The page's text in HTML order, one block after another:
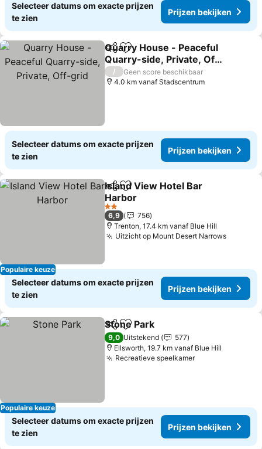
Selecteer datums om exacte prijzen
te zien
Prijzen bekijken
DelenToevoegen aan favorieten
Quarry House - Peaceful
Quarry-side, Private, Off-
grid
Prijzen bekijken
/
Geen score beschikbaar
4.0 km vanaf Stadscentrum
Selecteer datums om exacte prijzen
te zien
Prijzen bekijken
Populaire keuze
DelenToevoegen aan favorieten
Island View Hotel Bar
Harbor
Prijzen bekijken
2 Sterren
6,9
756
Trenton, 17.4 km vanaf Blue Hill
Uitzicht op Mount Desert NarrowsPrijzen
Selecteer datums om exacte prijzen
te zien
Prijzen bekijken
Populaire keuze
DelenToevoegen aan favorieten
Stone Park
9,0 Uitstekend
577
Ellsworth, 19.7 km vanaf Blue Hill
Recreatieve speelkamerPrijzen
Selecteer datums om exacte prijzen
te zien
Prijzen bekijken